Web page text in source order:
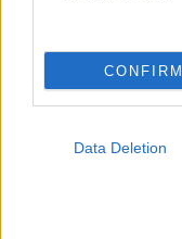
CONFIRM
Data Deletion